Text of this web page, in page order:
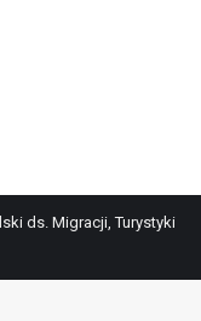
ds. Migracji, Turystyki